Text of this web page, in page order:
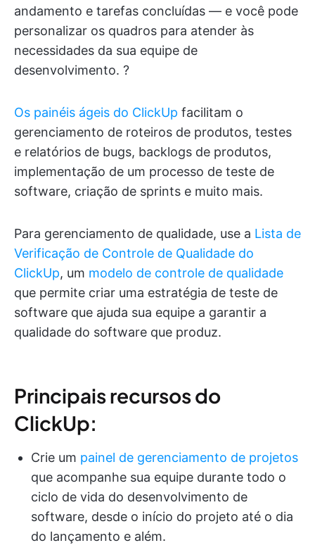
andamento e tarefas concluídas — e você pode
personalizar os quadros para atender às
necessidades da sua equipe de
desenvolvimento. ?
Os painéis ágeis do ClickUp facilitam o
gerenciamento de roteiros de produtos, testes
e relatórios de bugs, backlogs de produtos,
implementação de um processo de teste de
software, criação de sprints e muito mais.
Para gerenciamento de qualidade, use a Lista de
Verificação de Controle de Qualidade do
ClickUp, um modelo de controle de qualidade
que permite criar uma estratégia de teste de
software que ajuda sua equipe a garantir a
qualidade do software que produz.
Principais recursos do
ClickUp:
Crie um painel de gerenciamento de projetos
que acompanhe sua equipe durante todo o
ciclo de vida do desenvolvimento de
software, desde o início do projeto até o dia
do lançamento e além.